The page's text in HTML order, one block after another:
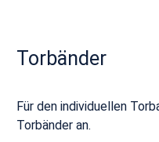
Torbänder
Für den individuellen
Torbänder an.